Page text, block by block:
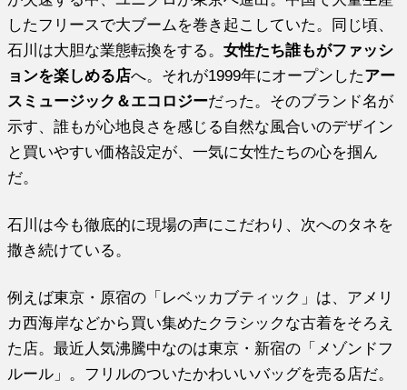
したフリースで大ブームを巻き起こしていた。同じ頃、
石川は大胆な業態転換をする。女性たち誰もがファッシ
ョンを楽しめる店へ。それが1999年にオープンしたアー
スミュージック＆エコロジーだった。そのブランド名が
示す、誰もが心地良さを感じる自然な風合いのデザイン
と買いやすい価格設定が、一気に女性たちの心を掴ん
だ。
石川は今も徹底的に現場の声にこだわり、次へのタネを
撒き続けている。
例えば東京・原宿の「レベッカブティック」は、アメリ
カ西海岸などから買い集めたクラシックな古着をそろえ
た店。最近人気沸騰中なのは東京・新宿の「メゾンドフ
ルール」。フリルのついたかわいいバッグを売る店だ。